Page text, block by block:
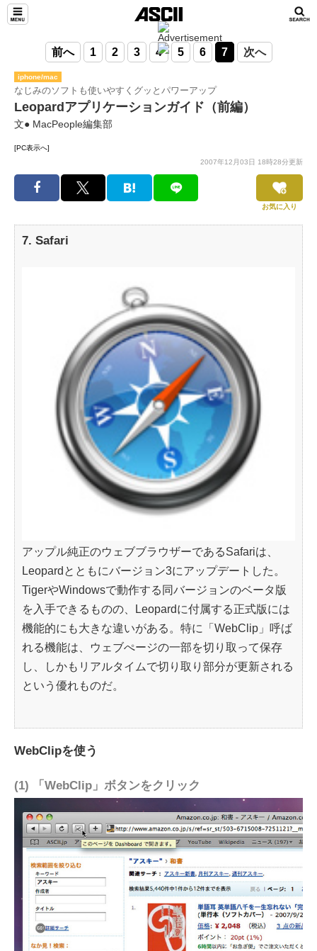
前へ 1 2 3 4 5 6 7 次へ
iphone/mac
なじみのソフトも使いやすくグッとパワーアップ
Leopardアプリケーションガイド（前編）
文● MacPeople編集部
[PC表示へ]
2007年12月03日 18時28分更新
お気に入り
7. Safari
アップル純正のウェブブラウザーであるSafariは、
Leopardとともにバージョン3にアップデートした。
TigerやWindowsで動作する同バージョンのベータ版
を入手できるものの、Leopardに付属する正式版には
機能的にも大きな違いがある。特に「WebClip」呼ば
れる機能は、ウェブぺージの一部を切り取って保存
し、しかもリアルタイムで切り取り部分が更新される
という優れものだ。
WebClipを使う
(1) 「WebClip」ボタンをクリック